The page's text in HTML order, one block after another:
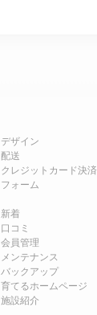
デザイン
配送
クレジットカード決済
フォーム
新着
口コミ
会員管理
メンテナンス
バックアップ
育てるホームページ
施設紹介